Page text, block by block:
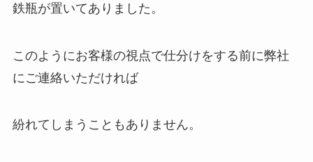
鉄瓶が置いてありました。
このようにお客様の視点で仕分けをする前に弊社
にご連絡いただければ
紛れてしまうこともありません。